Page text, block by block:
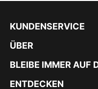
KUNDENSERVICE
ÜBER
BLEIBE IMMER AUF
ENTDECKEN